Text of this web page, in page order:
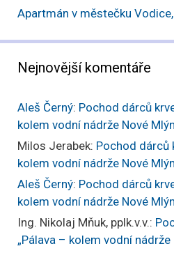
Apartmán v městečku
Nejnovější komentáře
Aleš Černý: Pochod dárců
kolem vodní nádrže Nové
Milos Jerabek: Pochod dárců
kolem vodní nádrže Nové
Aleš Černý: Pochod dárců
kolem vodní nádrže Nové
Ing. Nikolaj Mňuk, pplk.v.v.:
„Pálava – kolem vodní nádrže